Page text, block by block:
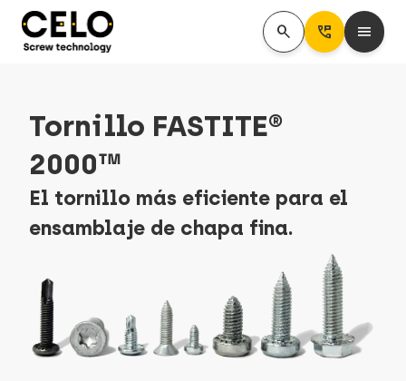
search Perm_Phone_Msg menu
Tornillo FASTITE®
2000™
El tornillo más eficiente para el
ensamblaje de chapa fina.